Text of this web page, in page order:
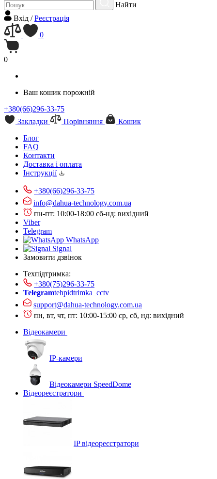
Найти
Вхiд /Реєстрація
0
0
Ваш кошик порожній
+380(66)296-33-75
Закладки
Порівняння
Кошик
Блог
FAQ
Контакти
Доставка і оплата
Інструкції
+380(66)296-33-75
info@dahua-technology.com.ua
пн-пт: 10:00-18:00 сб-нд: вихідний
Viber
Telegram
WhatsApp
Signal
Замовити дзвінок
Техпідтримка:
+380(75)296-33-75
Telegramtehpidtrimka_cctv
support@dahua-technology.com.ua
пн, вт, чт, пт: 10:00-15:00 ср, сб, нд: вихідний
Відеокамери
IP-камери
Відеокамери SpeedDome
Відеореєстратори
IP відеореєстратори